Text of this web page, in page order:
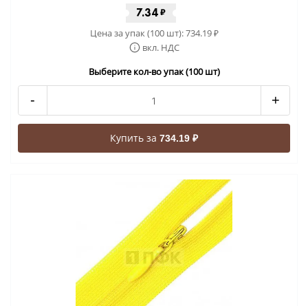
7.34 ₽
Цена за упак (100 шт):734.19₽
вкл. НДС
Выберите кол-во упак (100 шт)
- +
Купить за 734.19 ₽